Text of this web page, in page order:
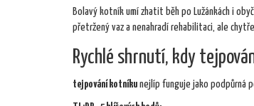
Bolavý kotník umí zhatit běh po Lužánkách i
přetržený vaz a nenahradí rehabilitaci, ale
Rychlé shrnutí, kdy
tejpování kotníku nejlíp funguje jako podpůrná